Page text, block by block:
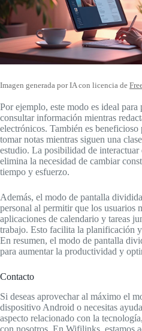
Imagen generada por IA con licencia de
Por ejemplo, este modo es ideal para
consultar información mientras
electrónicos. También es beneficioso
tomar notas mientras siguen una
estudio. La posibilidad de
elimina la necesidad de cambiar
tiempo y esfuerzo.
Además, el modo de pantalla
personal al permitir que los usuarios
aplicaciones de calendario y tareas
trabajo. Esto facilita la planificación
En resumen, el modo de pantalla
para aumentar la productividad y
Contacto
Si deseas aprovechar al máximo el
dispositivo Android o necesitas
aspecto relacionado con la
con nosotros. En Wifilinks, estamos